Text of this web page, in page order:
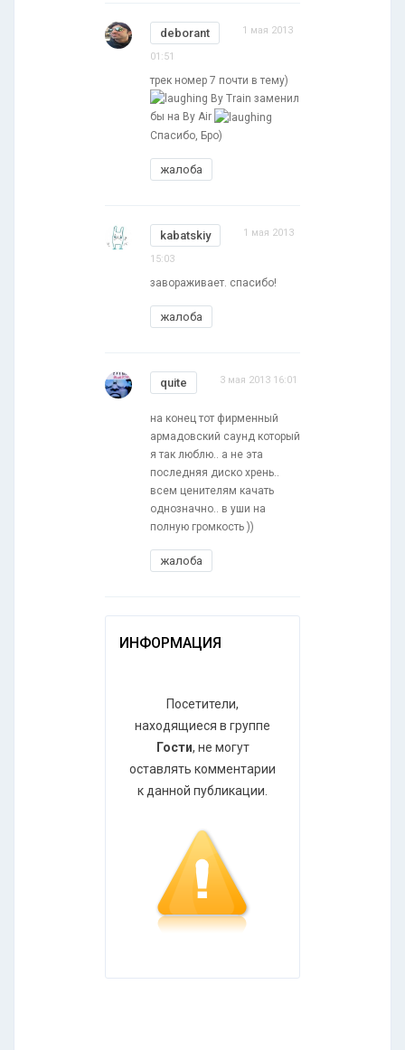
deborant 1 мая 2013
01:51
трек номер 7 почти в тему)
By Train заменил
бы на By Air
Cпасибо, Бро)
жалоба
kabatskiy 1 мая 2013
15:03
завораживает. спасибо!
жалоба
quite 3 мая 2013 16:01
на конец тот фирменный
армадовский саунд который
я так люблю.. а не эта
последняя диско хрень..
всем ценителям качать
однозначно.. в уши на
полную громкость ))
жалоба
ИНФОРМАЦИЯ
Посетители,
находящиеся в группе
Гости, не могут
оставлять комментарии
к данной публикации.